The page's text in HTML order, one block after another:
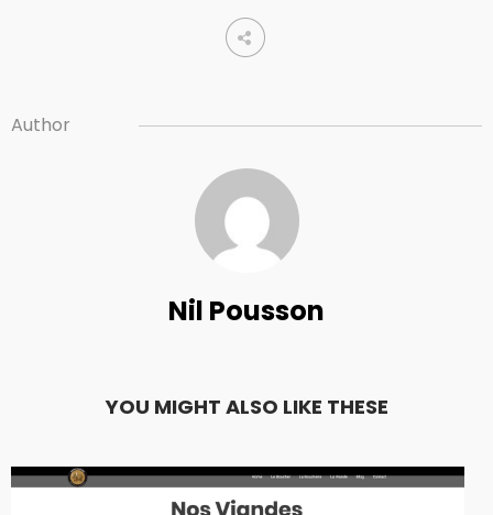
Author
Nil Pousson
YOU MIGHT ALSO LIKE THESE